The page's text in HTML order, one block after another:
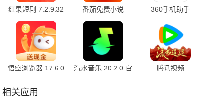
红果短剧 7.2.9.32
官方版
番茄免费小说
7.2.9.32 安卓版
360手机助手
悟空浏览器 17.6.0
汽水音乐 20.2.0 官
腾讯视频
相关应用